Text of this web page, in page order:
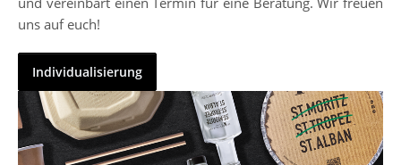
uns auf euch!
Individualisierung